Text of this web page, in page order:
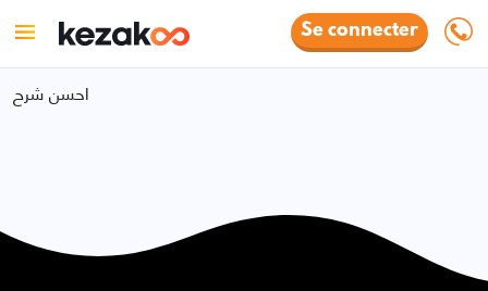
Se connecter
احسن شرح